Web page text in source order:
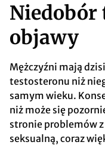
Niedobór
objawy
Mężczyźni mają
testosteronu niż
samym wieku.
niż może się
stronie problemów z
seksualną, coraz